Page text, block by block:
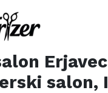
salon,